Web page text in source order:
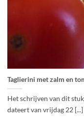
Taglierini met zalm en
Het schrijven van dit
dateert van vrijdag 22 [...]